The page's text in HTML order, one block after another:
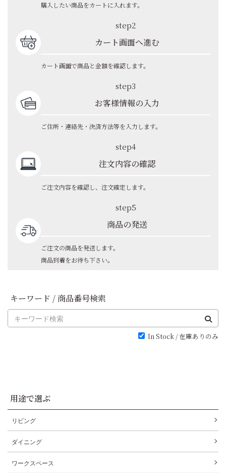
購入したい商品をカートに入れます。
step2
カート画面へ進む
カート画面で商品と金額を確認します。
step3
お客様情報の入力
ご住所・連絡先・決済方法等を入力します。
step4
注文内容の確認
ご注文内容を確認し、注文確定します。
step5
商品の発送
ご注文の商品を発送します。
商品到着をお待ち下さい。
キーワード / 商品番号検索
In Stock / 在庫ありのみ
用途で選ぶ
リビング
ダイニング
ワークスペース